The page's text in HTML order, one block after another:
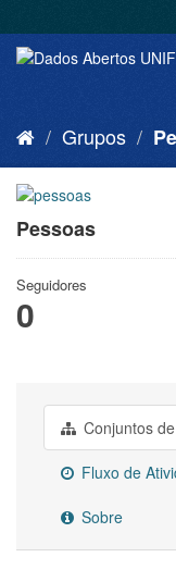
Grupos
Pessoas
Seguidores
0
Conjuntos
Fluxo de
Sobre